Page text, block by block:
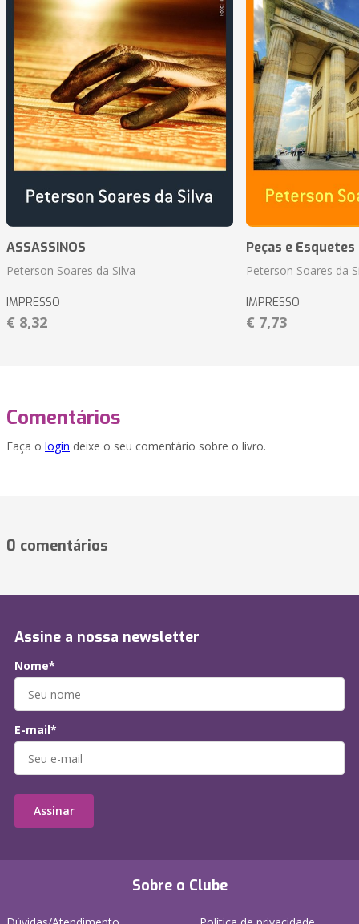
ASSASSINOS
Peterson Soares da Silva
IMPRESSO
€ 8,32
Peças e
Peterson Soares da
IMPRESSO
€ 7,73
Comentários
Faça o login deixe o seu comentário sobre o livro.
0 comentários
Sobre o Clube
Assine a nossa newsletter
Nome*
E-mail*
Assinar